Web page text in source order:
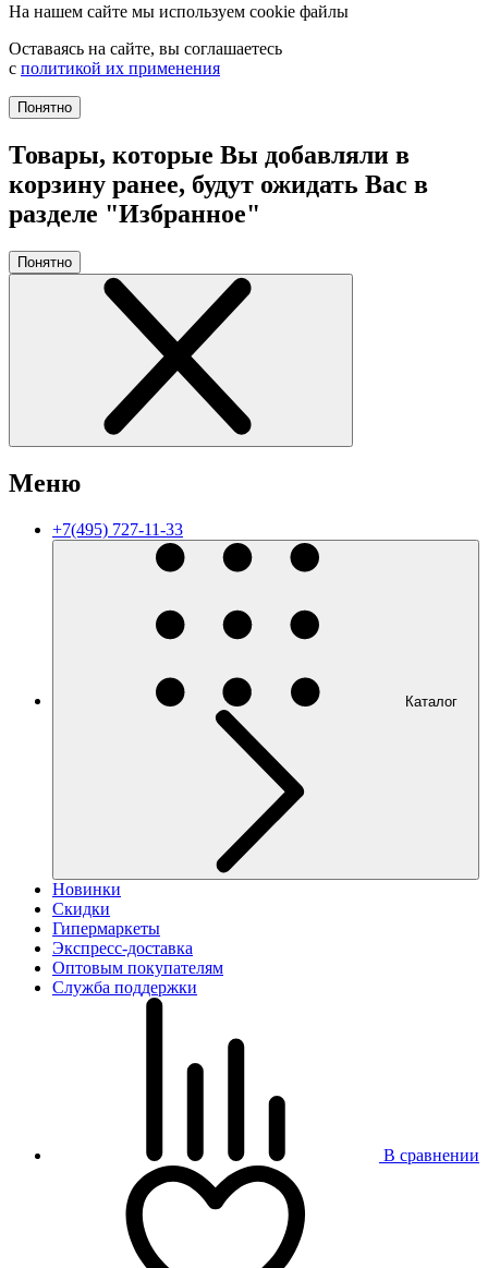
На нашем сайте мы используем cookie файлы
Оставаясь на сайте, вы соглашаетесь
с политикой их применения
Понятно
Товары, которые Вы добавляли в
корзину ранее, будут ожидать Вас в
разделе "Избранное"
Понятно
Меню
+7(495) 727-11-33
Каталог
Новинки
Скидки
Гипермаркеты
Экспресс-доставка
Оптовым покупателям
Служба поддержки
В сравнении